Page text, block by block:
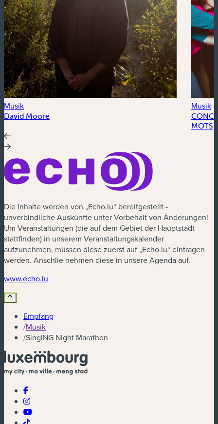
Musik
David Moore
Musik
MOTS
Die Inhalte werden von „Echo.lu“ bereitgestellt -
unverbindliche Auskünfte unter Vorbehalt von Änderungen!
Um Veranstaltungen (die auf dem Gebiet der Hauptstadt
stattfinden) in unserem Veranstaltungskalender
aufzunehmen, müssen diese zuerst auf „Echo.lu“ eintragen
werden. Anschlie nehmen diese in unsere Agenda auf.
www.echo.lu
Empfang
/Musik
/SingING Night Marathon